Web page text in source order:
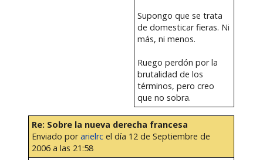
Supongo que se trata
de domesticar fieras. Ni
más, ni menos.
Ruego perdón por la
brutalidad de los
términos, pero creo
que no sobra.
Re: Sobre la nueva derecha francesa
Enviado porarielrcel día 12 de Septiembre de
2006 a las 21:58